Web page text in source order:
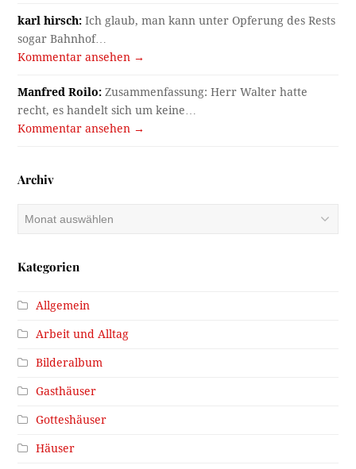
karl hirsch: Ich glaub, man kann unter Opferung des Rests
sogar Bahnhof…
Kommentar ansehen →
Manfred Roilo: Zusammenfassung: Herr Walter hatte
recht, es handelt sich um keine…
Kommentar ansehen →
Archiv
Kategorien
Allgemein
Arbeit und Alltag
Bilderalbum
Gasthäuser
Gotteshäuser
Häuser